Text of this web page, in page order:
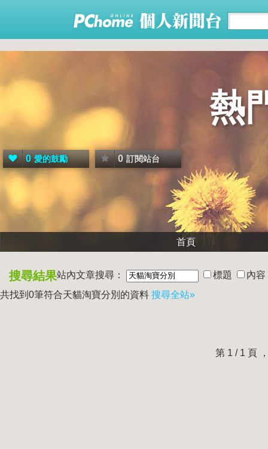
熱
0 愛的鼓勵 0 訂閱站台
首頁
搜尋結果站內文章搜尋： 標題
內容
共找到0筆符合天貓淘寶分別 的資料 搜尋全站»
第 1 / 1